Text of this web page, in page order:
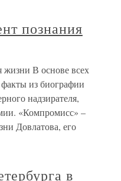
познания
В основе всех
из биографии
надзирателя,
«Компромисс» –
Довлатова, его
в